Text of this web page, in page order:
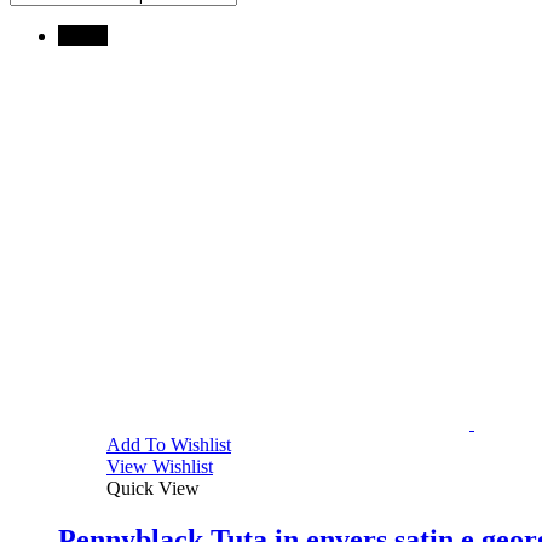
Add To Wishlist
View Wishlist
Quick View